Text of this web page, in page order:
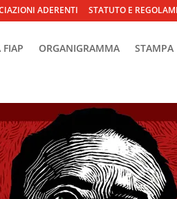
ADERENTI STATUTO E
FIAP ORGANIGRAMMA STAMPA